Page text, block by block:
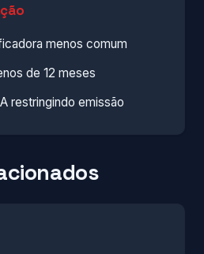
menos comum
de 12 meses
restringindo emissão